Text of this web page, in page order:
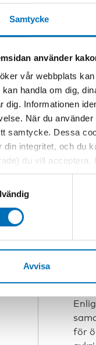
Samtycke
använder
vår webbplats
kan handla om dig,
dig. Informationen
När du
samtycke. Dessa
din integritet, och du
du vill acceptera.
för cookies.
Om du har besökt
Avvisa
Ett
och
– Vi
– I
–
för